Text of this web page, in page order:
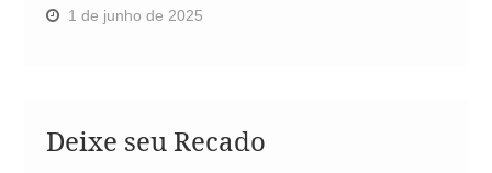
1 de junho de 2025
Deixe seu Recado